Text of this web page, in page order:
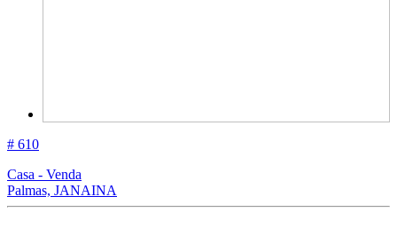
# 610
Casa - Venda
Palmas, JANAINA